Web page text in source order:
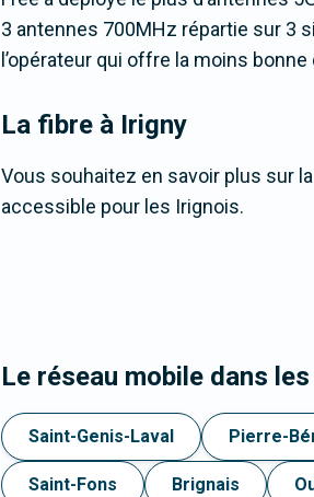
3 antennes 700MHz répartie sur 3
l’opérateur qui offre la moins
La fibre à Irigny
Vous souhaitez en savoir plus sur
accessible pour les Irignois.
Le réseau mobile dans
Saint-Genis-Laval Pierre-
Saint-Fons Brignais